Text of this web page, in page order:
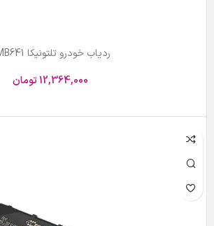
ردیاب خودرو تلتونیکا FMB641
12,364,000تومان